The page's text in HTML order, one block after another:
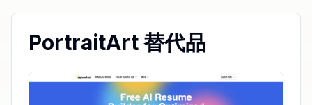
PortraitArt 替代品